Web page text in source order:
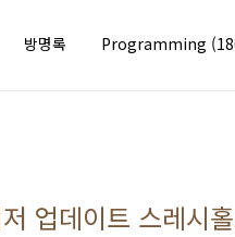
방명록 Programming
업데이트 스레시